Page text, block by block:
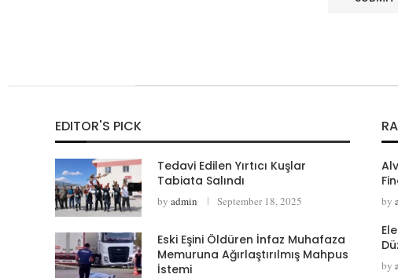
EDITOR'S PICK
Tedavi Edilen Yırtıcı Kuşlar
Tabiata Salındı
by admin September 18, 2025
Eski Eşini Öldüren İnfaz Muhafaza
Memuruna Ağırlaştırılmış Mahpus
İstemi
by
by